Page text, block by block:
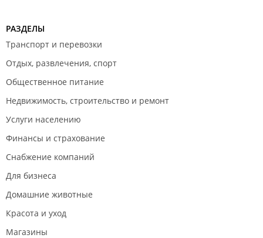
РАЗДЕЛЫ
Транспорт и перевозки
Отдых, развлечения, спорт
Общественное питание
Недвижимость, строительство и ремонт
Услуги населению
Финансы и страхование
Снабжение компаний
Для бизнеса
Домашние животные
Красота и уход
Магазины